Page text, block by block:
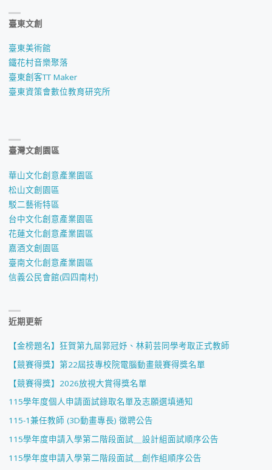
臺東文創
臺東美術館
鐵花村音樂聚落
臺東創客TT Maker
臺東資策會數位教育研究所
臺灣文創園區
華山文化創意產業園區
松山文創園區
駁二藝術特區
台中文化創意產業園區
花蓮文化創意產業園區
嘉酒文創園區
臺南文化創意產業園區
信義公民會館(四四南村)
近期更新
【金榜題名】狂賀第九屆郭冠妤、林莉芸同學考取正式教師
【競賽得獎】第22屆技專校院電腦動畫競賽得獎名單
【競賽得獎】2026放視大賞得獎名單
115學年度個人申請面試錄取名單及志願選填通知
115-1兼任教師 (3D動畫專長) 徵聘公告
115學年度申請入學第二階段面試＿設計組面試順序公告
115學年度申請入學第二階段面試＿創作組順序公告